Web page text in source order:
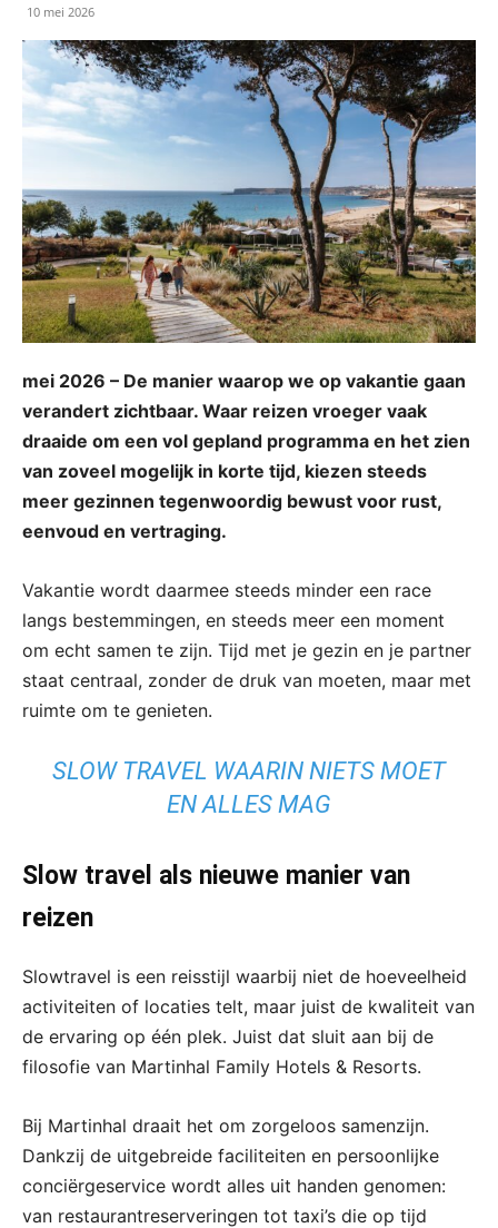
10 mei 2026
mei 2026 – De manier waarop we op vakantie gaan
verandert zichtbaar. Waar reizen vroeger vaak
draaide om een vol gepland programma en het zien
van zoveel mogelijk in korte tijd, kiezen steeds
meer gezinnen tegenwoordig bewust voor rust,
eenvoud en vertraging.
Vakantie wordt daarmee steeds minder een race
langs bestemmingen, en steeds meer een moment
om echt samen te zijn. Tijd met je gezin en je partner
staat centraal, zonder de druk van moeten, maar met
ruimte om te genieten.
SLOW TRAVEL WAARIN NIETS MOET
EN ALLES MAG
Slow travel als nieuwe manier van
reizen
Slowtravel is een reisstijl waarbij niet de hoeveelheid
activiteiten of locaties telt, maar juist de kwaliteit van
de ervaring op één plek. Juist dat sluit aan bij de
filosofie van Martinhal Family Hotels & Resorts.
Bij Martinhal draait het om zorgeloos samenzijn.
Dankzij de uitgebreide faciliteiten en persoonlijke
conciërgeservice wordt alles uit handen genomen:
van restaurantreserveringen tot taxi’s die op tijd